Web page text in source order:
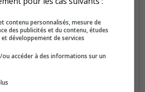
contenu personnalisés, mesure de
des publicités et du contenu, études
et développement de services
accéder à des informations sur un